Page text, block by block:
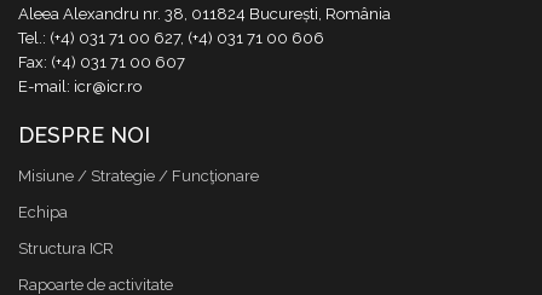
Aleea Alexandru nr. 38, 011824 București, România
Tel.: (+4) 031 71 00 627, (+4) 031 71 00 606
Fax: (+4) 031 71 00 607
E-mail: icr@icr.ro
DESPRE NOI
Misiune / Strategie / Funcţionare
Echipa
Structura ICR
Rapoarte de activitate